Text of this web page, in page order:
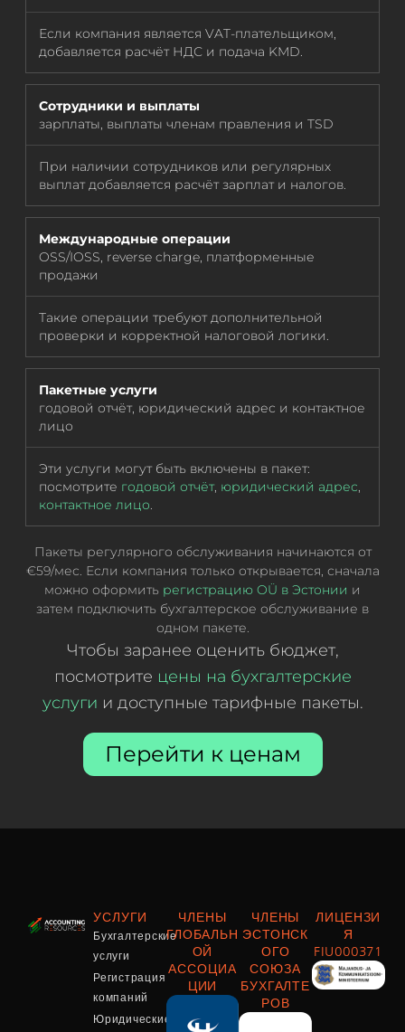
Если компания является VAT-плательщиком,
добавляется расчёт НДС и подача KMD.
Сотрудники и выплаты
зарплаты, выплаты членам правления и TSD
При наличии сотрудников или регулярных
выплат добавляется расчёт зарплат и налогов.
Международные операции
OSS/IOSS, reverse charge, платформенные
продажи
Такие операции требуют дополнительной
проверки и корректной налоговой логики.
Пакетные услуги
годовой отчёт, юридический адрес и контактное
лицо
Эти услуги могут быть включены в пакет:
посмотрите годовой отчёт, юридический адрес,
контактное лицо.
Пакеты регулярного обслуживания начинаются от
€59/мес. Если компания только открывается, сначала
можно оформить регистрацию OÜ в Эстонии и
затем подключить бухгалтерское обслуживание в
одном пакете.
Чтобы заранее оценить бюджет,
посмотрите цены на бухгалтерские
услуги и доступные тарифные пакеты.
Перейти к ценам
УСЛУГИ
Бухгалтерские
услуги
Регистрация
компаний
Юридические
ЧЛЕНЫ
ГЛОБАЛЬН
ОЙ
АССОЦИА
ЦИИ
ЧЛЕНЫ
ЭСТОНСК
ОГО
СОЮЗА
БУХГАЛТЕ
РОВ
ЛИЦЕНЗИ
Я
FIU000371